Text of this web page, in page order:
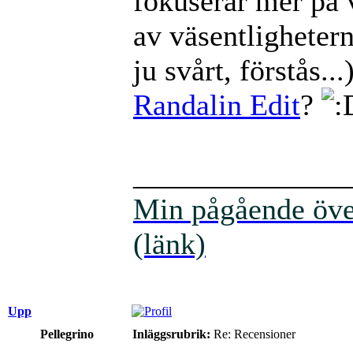
av
ju svårt,
Randalin Edit?
Min pågående
(länk)
Upp
Pellegrino
Inläggsrubrik: Re: Recensioner